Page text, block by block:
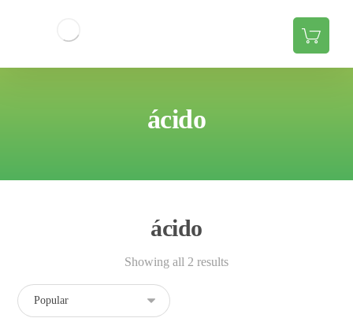
ácido
ácido
Showing all 2 results